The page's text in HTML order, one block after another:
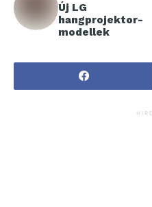
Új LG
hangprojektor-
modellek